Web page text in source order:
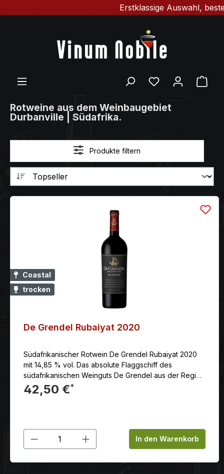
Erstklassige Auswahl,
Du hast 0
Rotweine aus dem Weinbaugebiet
Durbanville | Südafrika.
Produkte filtern
Coastal
trocken
De Grendel Rubaiyat 2020
Südafrikanischer Rotwein De Grendel Rubaiyat 2020
mit 14,85 % vol. Das absolute Flaggschiff des
südafrikanischen Weinguts De Grendel aus der Region
Durbanville (Coastal Region).
42,50 €*
Produkt Anzahl: Gib denIn den Warenkorb